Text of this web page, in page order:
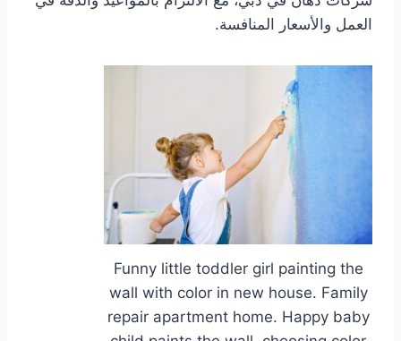
العمل والأسعار المنافسة.
Funny little toddler girl painting the
wall with color in new house. Family
repair apartment home. Happy baby